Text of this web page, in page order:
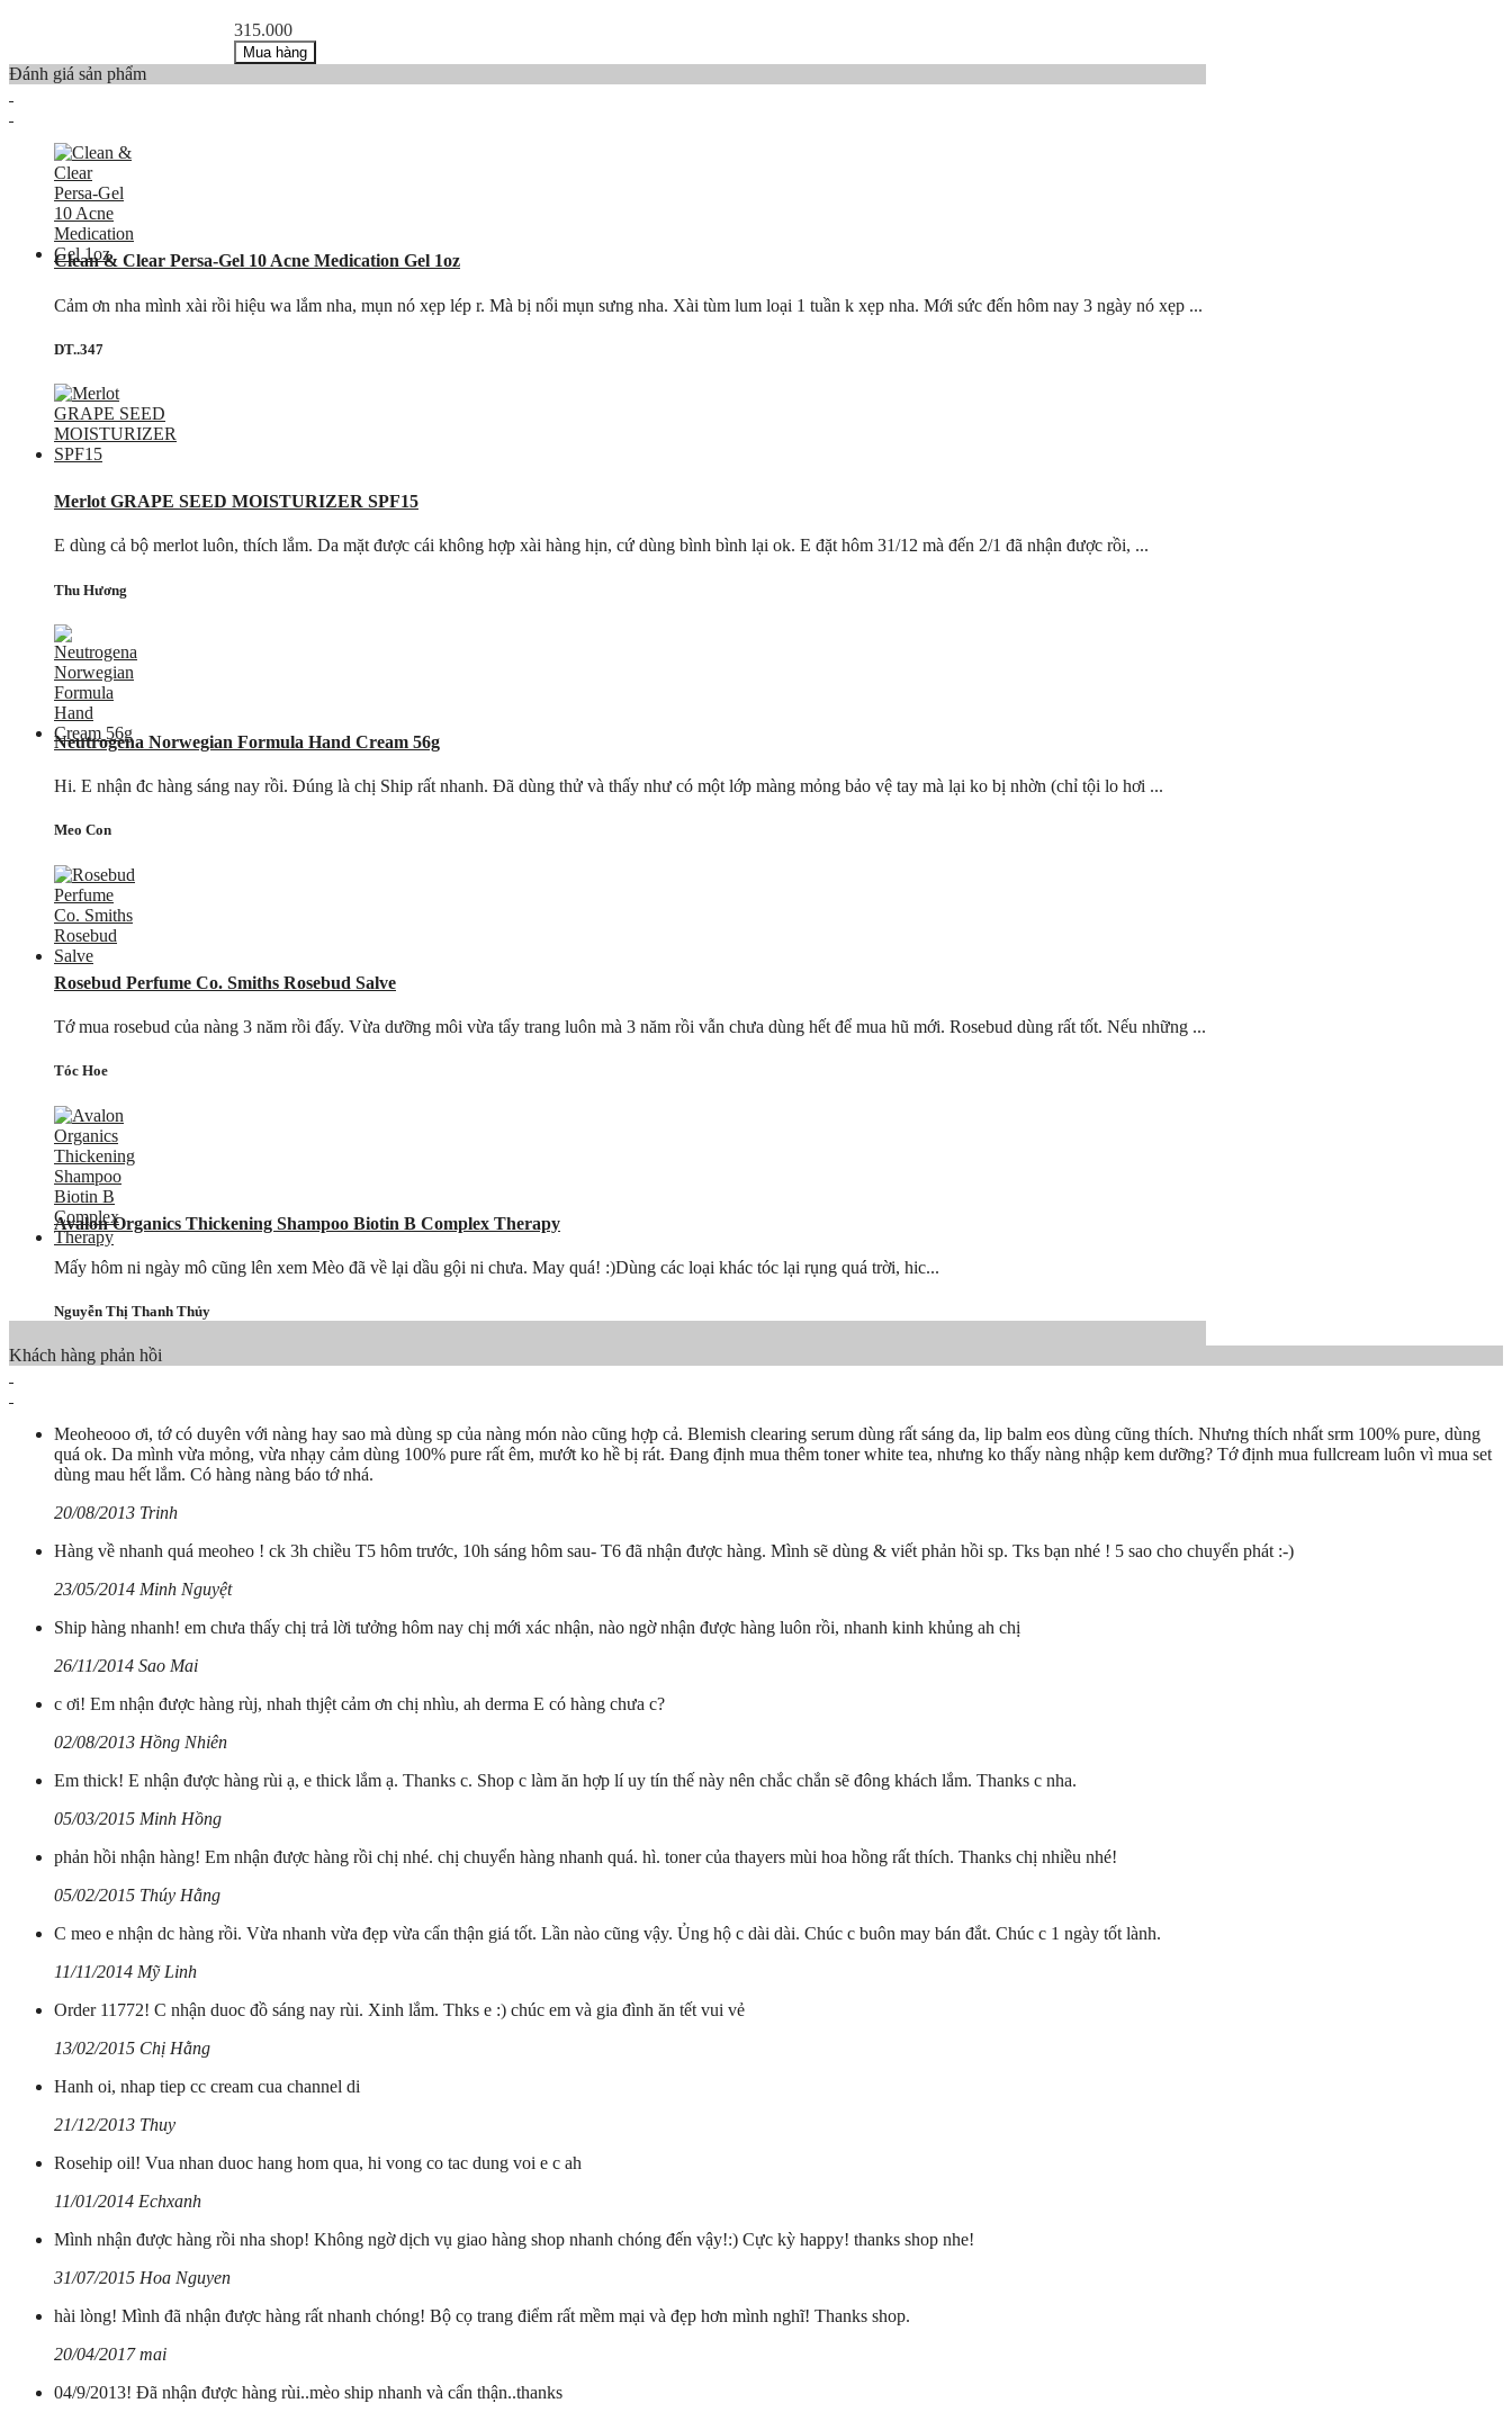
315.000
Mua hàng
Đánh giá sản phẩm
Clean & Clear Persa-Gel 10 Acne Medication Gel 1oz
Cảm ơn nha mình xài rồi hiệu wa lắm nha, mụn nó xẹp lép r. Mà bị nổi mụn sưng nha. Xài tùm lum loại 1 tuần k xẹp nha. Mới sức đến hôm nay 3 ngày nó xẹp ...
DT..347
Merlot GRAPE SEED MOISTURIZER SPF15
E dùng cả bộ merlot luôn, thích lắm. Da mặt được cái không hợp xài hàng hịn, cứ dùng bình bình lại ok. E đặt hôm 31/12 mà đến 2/1 đã nhận được rồi, ...
Thu Hương
Neutrogena Norwegian Formula Hand Cream 56g
Hi. E nhận đc hàng sáng nay rồi. Đúng là chị Ship rất nhanh. Đã dùng thử và thấy như có một lớp màng mỏng bảo vệ tay mà lại ko bị nhờn (chỉ tội lo hơi ...
Meo Con
Rosebud Perfume Co. Smiths Rosebud Salve
Tớ mua rosebud của nàng 3 năm rồi đấy. Vừa dưỡng môi vừa tẩy trang luôn mà 3 năm rồi vẫn chưa dùng hết để mua hũ mới. Rosebud dùng rất tốt. Nếu những ...
Tóc Hoe
Avalon Organics Thickening Shampoo Biotin B Complex Therapy
Mấy hôm ni ngày mô cũng lên xem Mèo đã về lại dầu gội ni chưa. May quá! :)Dùng các loại khác tóc lại rụng quá trời, hic...
Nguyễn Thị Thanh Thủy
Khách hàng phản hồi
Meoheooo ơi, tớ có duyên với nàng hay sao mà dùng sp của nàng món nào cũng hợp cả. Blemish clearing serum dùng rất sáng da, lip balm eos dùng cũng thích. Nhưng thích nhất srm 100% pure, dùng
quá ok. Da mình vừa mỏng, vừa nhạy cảm dùng 100% pure rất êm, mướt ko hề bị rát. Đang định mua thêm toner white tea, nhưng ko thấy nàng nhập kem dưỡng? Tớ định mua fullcream luôn vì mua set
dùng mau hết lắm. Có hàng nàng báo tớ nhá.
20/08/2013 Trinh
Hàng về nhanh quá meoheo ! ck 3h chiều T5 hôm trước, 10h sáng hôm sau- T6 đã nhận được hàng. Mình sẽ dùng & viết phản hồi sp. Tks bạn nhé ! 5 sao cho chuyển phát :-)
23/05/2014 Minh Nguyệt
Ship hàng nhanh! em chưa thấy chị trả lời tưởng hôm nay chị mới xác nhận, nào ngờ nhận được hàng luôn rồi, nhanh kinh khủng ah chị
26/11/2014 Sao Mai
c ơi! Em nhận được hàng rùj, nhah thjệt cảm ơn chị nhìu, ah derma E có hàng chưa c?
02/08/2013 Hồng Nhiên
Em thick! E nhận được hàng rùi ạ, e thick lắm ạ. Thanks c. Shop c làm ăn hợp lí uy tín thế này nên chắc chắn sẽ đông khách lắm. Thanks c nha.
05/03/2015 Minh Hồng
phản hồi nhận hàng! Em nhận được hàng rồi chị nhé. chị chuyển hàng nhanh quá. hì. toner của thayers mùi hoa hồng rất thích. Thanks chị nhiều nhé!
05/02/2015 Thúy Hằng
C meo e nhận dc hàng rồi. Vừa nhanh vừa đẹp vừa cẩn thận giá tốt. Lần nào cũng vậy. Ủng hộ c dài dài. Chúc c buôn may bán đắt. Chúc c 1 ngày tốt lành.
11/11/2014 Mỹ Linh
Order 11772! C nhận duoc đồ sáng nay rùi. Xinh lắm. Thks e :) chúc em và gia đình ăn tết vui vẻ
13/02/2015 Chị Hằng
Hanh oi, nhap tiep cc cream cua channel di
21/12/2013 Thuy
Rosehip oil! Vua nhan duoc hang hom qua, hi vong co tac dung voi e c ah
11/01/2014 Echxanh
Mình nhận được hàng rồi nha shop! Không ngờ dịch vụ giao hàng shop nhanh chóng đến vậy!:) Cực kỳ happy! thanks shop nhe!
31/07/2015 Hoa Nguyen
hài lòng! Mình đã nhận được hàng rất nhanh chóng! Bộ cọ trang điểm rất mềm mại và đẹp hơn mình nghĩ! Thanks shop.
20/04/2017 mai
04/9/2013! Đã nhận được hàng rùi..mèo ship nhanh và cẩn thận..thanks